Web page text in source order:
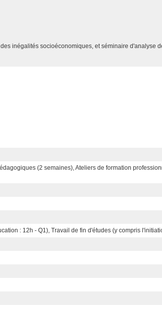
inégalités socioéconomiques, et séminaire d'analyse
(2 semaines), Ateliers de formation
: 12h - Q1), Travail de fin d'études (y compris